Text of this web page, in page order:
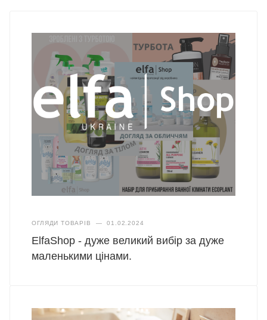
ОГЛЯДИ ТОВАРІВ — 01.02.2024
ElfaShop - дуже великий вибір за дуже
маленькими цінами.